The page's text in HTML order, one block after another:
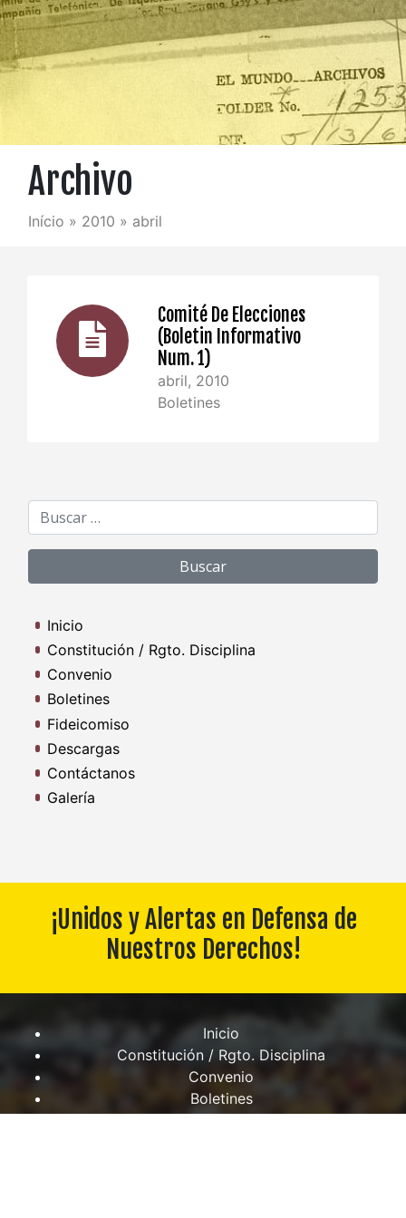
Archivo
Início » 2010 » abril
Comité De Elecciones
(Boletin Informativo
Num. 1)
abril, 2010
Boletines
Buscar:
Inicio
Constitución / Rgto. Disciplina
Convenio
Boletines
Fideicomiso
Descargas
Contáctanos
Galería
¡Unidos y Alertas en Defensa de
Nuestros Derechos!
Inicio
Constitución / Rgto. Disciplina
Convenio
Boletines
Fideicomiso